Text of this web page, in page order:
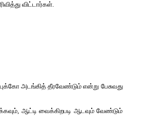
விட்டார்கள்.
அடங்கித் தீரவேண்டும் என்று பேசுவது
ஆட்டி வைக்கிறபடி ஆடவும் வேண்டும்